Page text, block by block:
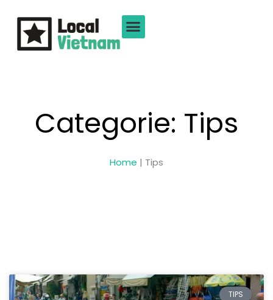
naar
inhoud
Categorie: Tips
Home | Tips
TIPS